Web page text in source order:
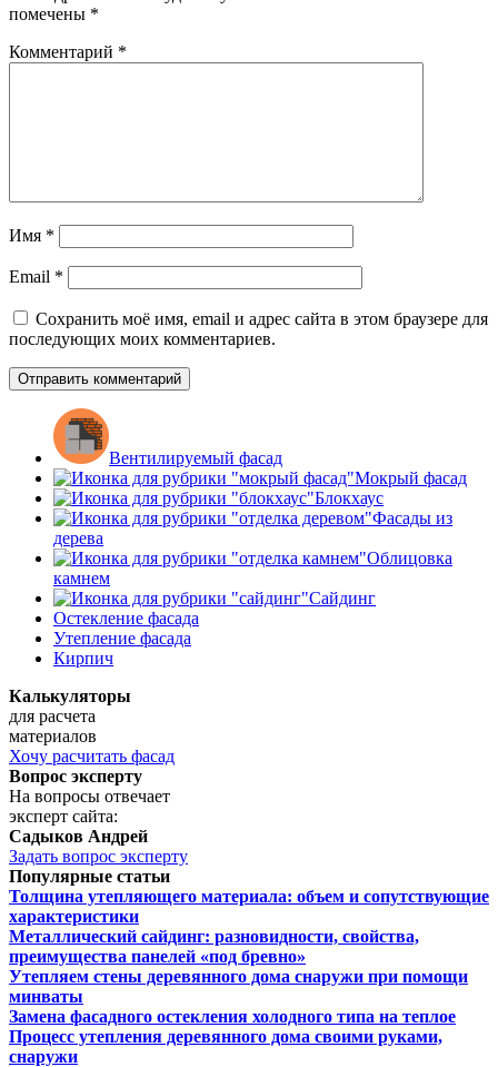
помечены *
Комментарий *
Имя *
Email *
Сохранить моё имя, email и адрес сайта в этом браузере для
последующих моих комментариев.
Вентилируемый фасад
Мокрый фасад
Блокхаус
Фасады из
дерева
Облицовка
камнем
Сайдинг
Остекление фасада
Утепление фасада
Кирпич
Калькуляторы
для расчета
материалов
Хочу расчитать фасад
Вопрос эксперту
На вопросы отвечает
эксперт сайта:
Садыков Андрей
Задать вопрос эксперту
Популярные статьи
Толщина утепляющего материала: объем и сопутствующие
характеристики
Металлический сайдинг: разновидности, свойства,
преимущества панелей «под бревно»
Утепляем стены деревянного дома снаружи при помощи
минваты
Замена фасадного остекления холодного типа на теплое
Процесс утепления деревянного дома своими руками,
снаружи